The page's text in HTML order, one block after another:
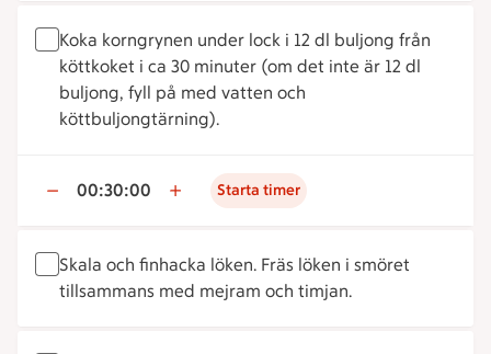
Koka korngrynen under lock i 12 dl buljong från
köttkoket i ca 30 minuter (om det inte är 12 dl
buljong, fyll på med vatten och
köttbuljongtärning).
00:30:00 Starta timer
Skala och finhacka löken. Fräs löken i smöret
tillsammans med mejram och timjan.